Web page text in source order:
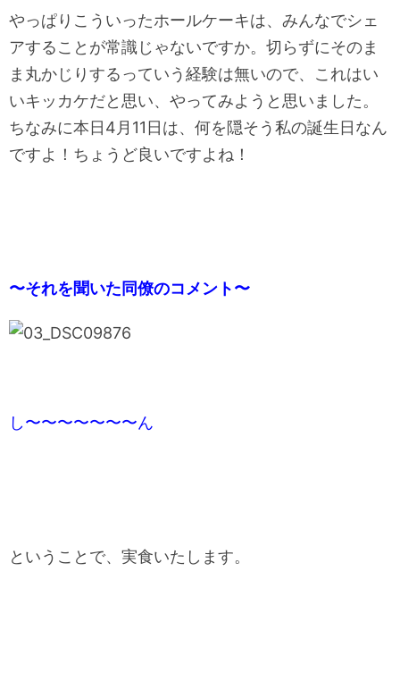
やっぱりこういったホールケーキは、みんなでシェ
アすることが常識じゃないですか。切らずにそのま
ま丸かじりするっていう経験は無いので、これはい
いキッカケだと思い、やってみようと思いました。
ちなみに本日4月11日は、何を隠そう私の誕生日なん
ですよ！ちょうど良いですよね！
〜それを聞いた同僚のコメント〜
し〜〜〜〜〜〜〜ん
ということで、実食いたします。